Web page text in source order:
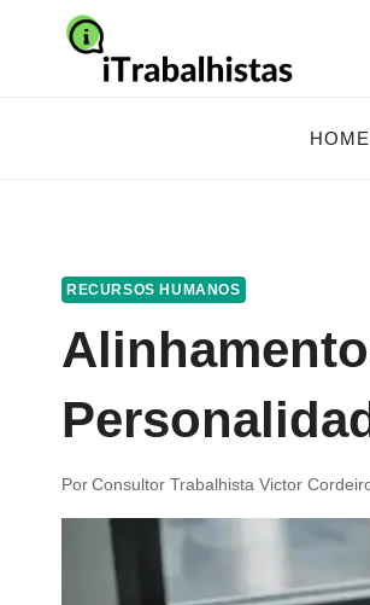
HOME
RECURSOS HUMANOS
Por Consultor Trabalhista Victor